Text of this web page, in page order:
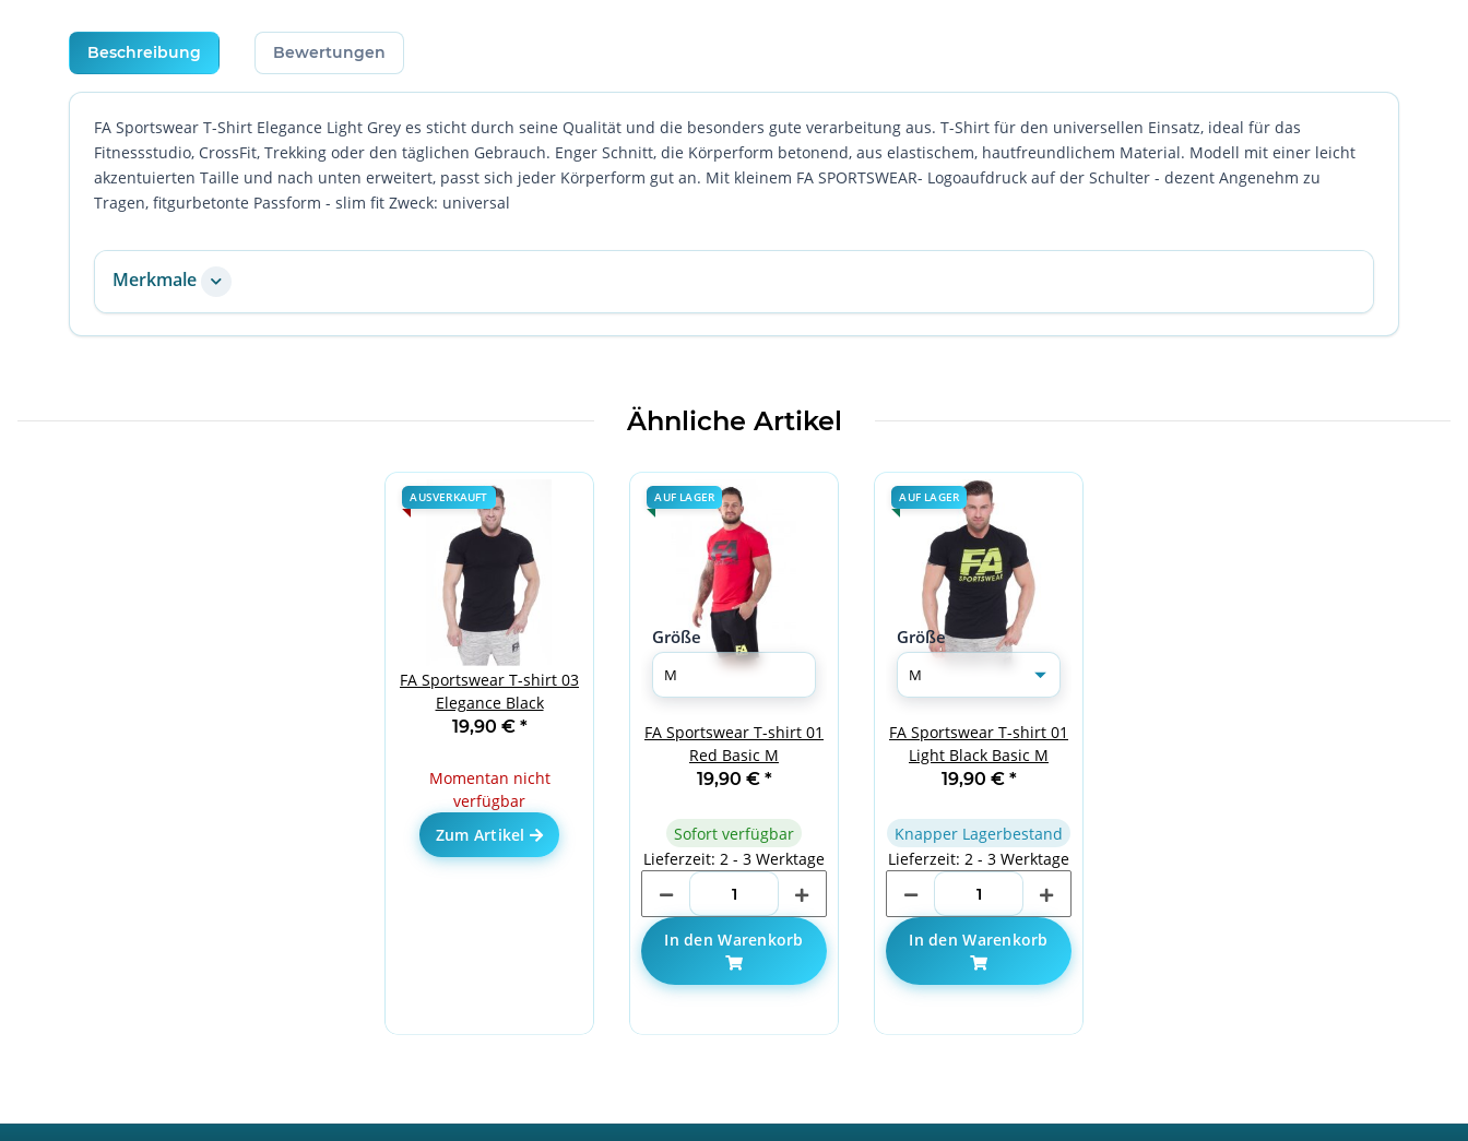
weitere Registerkarten anzeigen
Beschreibung Bewertungen
FA Sportswear T-Shirt Elegance Light Grey es sticht durch seine Qualität und die besonders gute verarbeitung aus. T-Shirt für den universellen Einsatz, ideal für das
Fitnessstudio, CrossFit, Trekking oder den täglichen Gebrauch. Enger Schnitt, die Körperform betonend, aus elastischem, hautfreundlichem Material. Modell mit einer leicht
akzentuierten Taille und nach unten erweitert, passt sich jeder Körperform gut an. Mit kleinem FA SPORTSWEAR- Logoaufdruck auf der Schulter - dezent Angenehm zu
Tragen, fitgurbetonte Passform - slim fit Zweck: universal
Merkmale
Ähnliche Artikel
AUSVERKAUFT
FA Sportswear T-shirt 03
Elegance Black
19,90 € *
Momentan nicht
verfügbar
Zum Artikel
AUF LAGER
Größe
FA Sportswear T-shirt 01
Red Basic M
19,90 € *
Sofort verfügbar
Lieferzeit: 2 - 3 Werktage
In den Warenkorb
AUF LAGER
Größe
FA Sportswear T-shirt 01
Light Black Basic M
19,90 € *
Knapper Lagerbestand
Lieferzeit: 2 - 3 Werktage
In den Warenkorb